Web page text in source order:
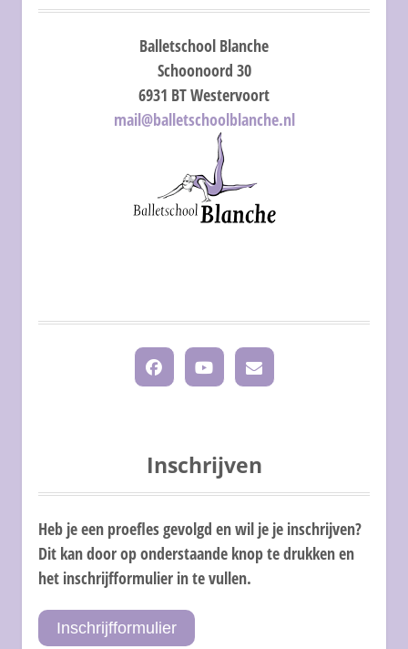
Balletschool Blanche
Schoonoord 30
6931 BT Westervoort
mail@balletschoolblanche.nl
Inschrijven
Heb je een proefles gevolgd en wil je je inschrijven?
Dit kan door op onderstaande knop te drukken en
het inschrijfformulier in te vullen.
Inschrijfformulier